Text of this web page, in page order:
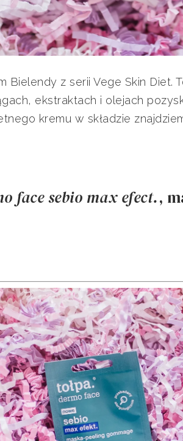
Bielendy z serii Vege Skin Diet.
ekstraktach i olejach
kremu w składzie
face sebio max efect.,